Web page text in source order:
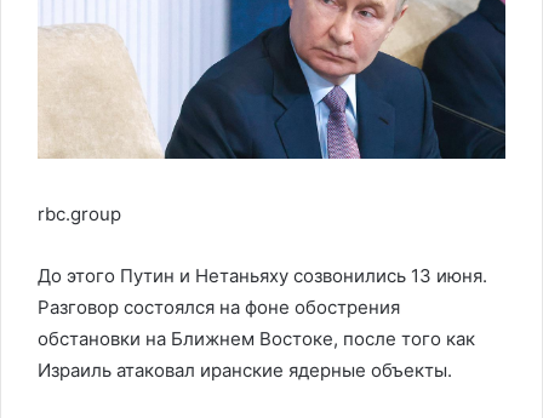
rbc.group
До этого Путин и Нетаньяху созвонились 13 июня.
Разговор состоялся на фоне обострения
обстановки на Ближнем Востоке, после того как
Израиль атаковал иранские ядерные объекты.